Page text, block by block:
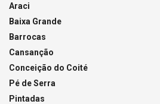
Araci
Baixa Grande
Barrocas
Cansanção
Conceição do Coité
Pé de Serra
Pintadas